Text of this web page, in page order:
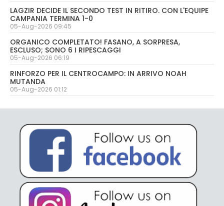
LAGZIR DECIDE IL SECONDO TEST IN RITIRO. CON L'EQUIPE
CAMPANIA TERMINA 1-0
05-Aug-2026 09:45
ORGANICO COMPLETATO! FASANO, A SORPRESA,
ESCLUSO; SONO 6 I RIPESCAGGI
05-Aug-2026 06:19
RINFORZO PER IL CENTROCAMPO: IN ARRIVO NOAH
MUTANDA
05-Aug-2026 01:12